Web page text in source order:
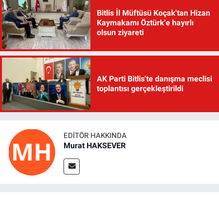
Bitlis İl Müftüsü Koçak'tan Hizan
Kaymakamı Öztürk'e hayırlı
olsun ziyareti
AK Parti Bitlis'te danışma meclisi
toplantısı gerçekleştirildi
EDITÖR HAKKINDA
Murat HAKSEVER